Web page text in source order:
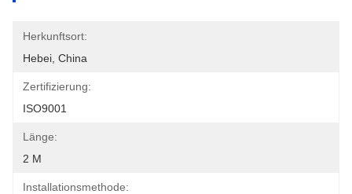
Herkunftsort:
Hebei, China
Zertifizierung:
ISO9001
Länge:
2 M
Installationsmethode: